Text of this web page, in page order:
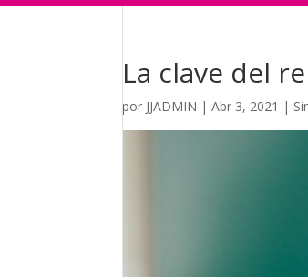
La clave del
por JJADMIN |Abr 3, 2021 |